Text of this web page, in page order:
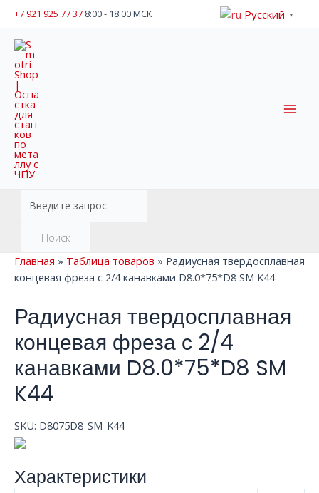
Перейти
содержимому
+7 921 925 77 37 8:00 - 18:00 МСК Русский ▼
товаров
Поиск
Главная » Таблица товаров » Радиусная твердосплавная
концевая фреза с 2/4 канавками D8.0*75*D8 SM K44
Радиусная твердосплавная
концевая фреза с 2/4
канавками D8.0*75*D8 SM
K44
SKU: D8075D8-SM-K44
Характеристики